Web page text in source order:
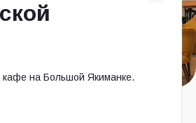
кафе на Большой Якиманке.